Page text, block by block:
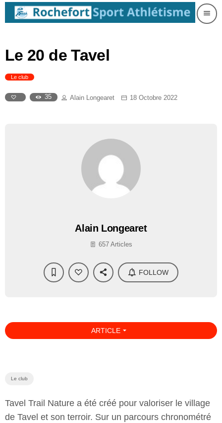
menu
Le 20 de Tavel
Le club
35 Alain Longearet 18 Octobre 2022
Alain Longearet
657 Articles
FOLLOW
ARTICLEarrow_drop_down
Le club
Tavel Trail Nature a été créé pour valoriser le village
de Tavel et son terroir. Sur un parcours chronométré